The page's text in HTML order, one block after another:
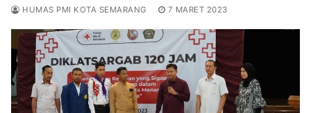
HUMAS PMI KOTA SEMARANG 7 MARET 2023